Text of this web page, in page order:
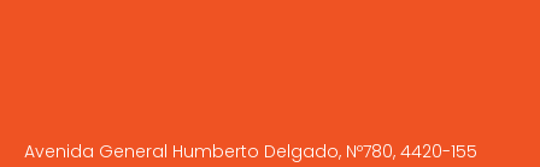
Avenida General Humberto Delgado, Nº780, 4420-155